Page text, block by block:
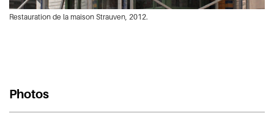
Restauration de la maison Strauven, 2012.
Photos